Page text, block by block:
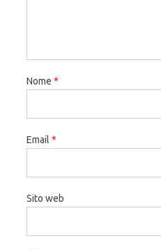
Nome *
Email *
Sito web